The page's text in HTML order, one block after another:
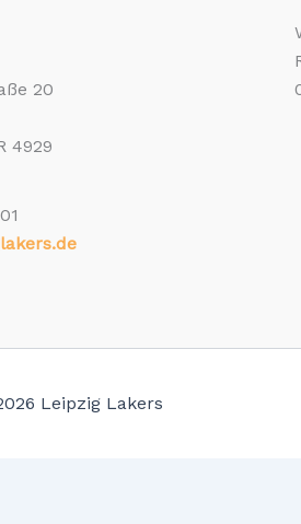
20
4929
Leipzig Lakers